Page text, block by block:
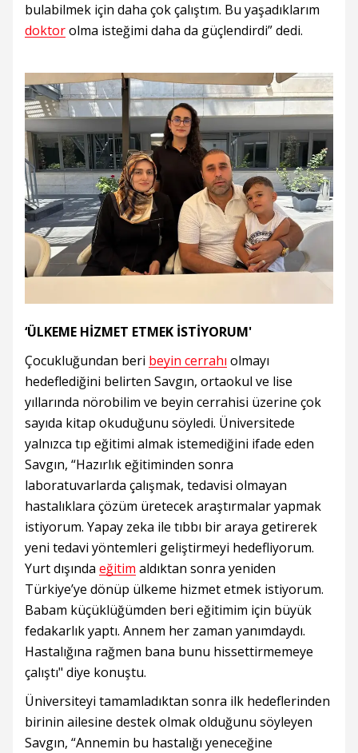
bulabilmek için daha çok çalıştım. Bu yaşadıklarım
doktorolma isteğimi daha da güçlendirdi” dedi.
‘ÜLKEME HİZMET ETMEK İSTİYORUM'
Çocukluğundan beri beyin cerrahı olmayı
hedeflediğini belirten Savgın, ortaokul ve lise
yıllarında nörobilim ve beyin cerrahisi üzerine çok
sayıda kitap okuduğunu söyledi. Üniversitede
yalnızca tıp eğitimi almak istemediğini ifade eden
Savgın, “Hazırlık eğitiminden sonra
laboratuvarlarda çalışmak, tedavisi olmayan
hastalıklara çözüm üretecek araştırmalar yapmak
istiyorum. Yapay zeka ile tıbbı bir araya getirerek
yeni tedavi yöntemleri geliştirmeyi hedefliyorum.
Yurt dışında eğitim aldıktan sonra yeniden
Türkiye’ye dönüp ülkeme hizmet etmek istiyorum.
Babam küçüklüğümden beri eğitimim için büyük
fedakarlık yaptı. Annem her zaman yanımdaydı.
Hastalığına rağmen bana bunu hissettirmemeye
çalıştı" diye konuştu.
Üniversiteyi tamamladıktan sonra ilk hedeflerinden
birinin ailesine destek olmak olduğunu söyleyen
Savgın, “Annemin bu hastalığı yeneceğine